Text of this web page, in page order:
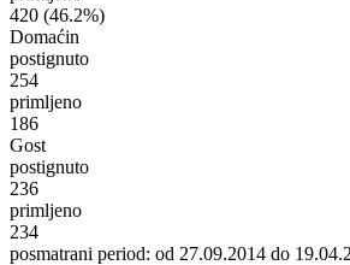
420 (46.2%)
Domaćin
postignuto
254
primljeno
186
Gost
postignuto
236
primljeno
234
posmatrani period: od 27.09.2014 do